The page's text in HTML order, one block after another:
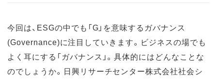
今回は、ESGの中でも「G」を意味するガバナンス
(Governance)に注目していきます。ビジネスの場でも
よく耳にする「ガバナンス」。具体的にはどんなことな
のでしょうか。日興リサーチセンター株式会社社会シ